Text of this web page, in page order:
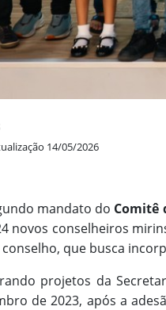
14/05/2026
mandato do Comitê
novos conselheiros
que busca
projetos da
de 2023, após a